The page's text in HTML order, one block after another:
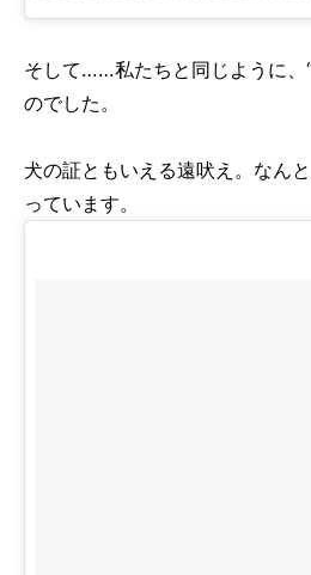
そして……私たちと同じように、
のでした。
犬の証ともいえる遠吠え。なん
っています。